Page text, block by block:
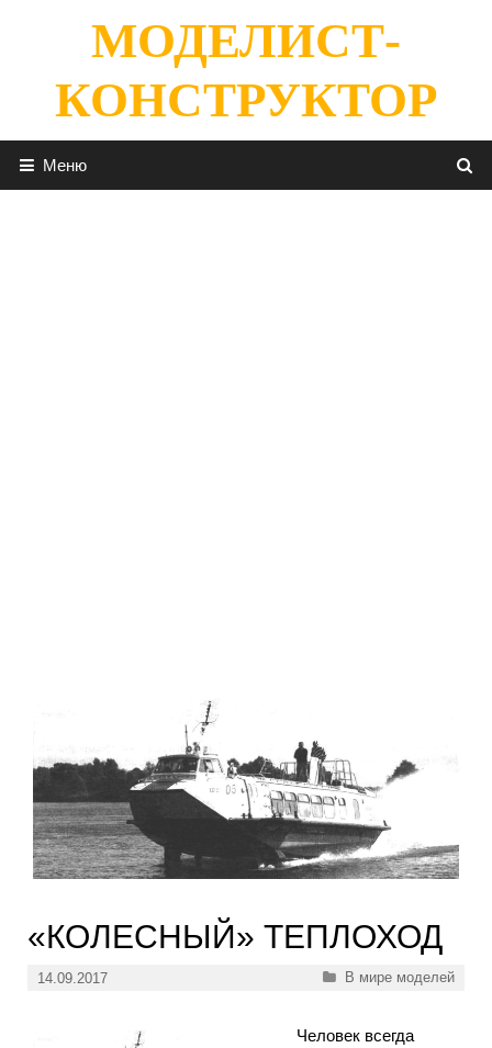
содержимомуМОДЕЛИСТ-
КОНСТРУКТОР
Меню
«КОЛЕСНЫЙ» ТЕПЛОХОД
14.09.2017 Рубрики
В мире моделей
Человек всегда